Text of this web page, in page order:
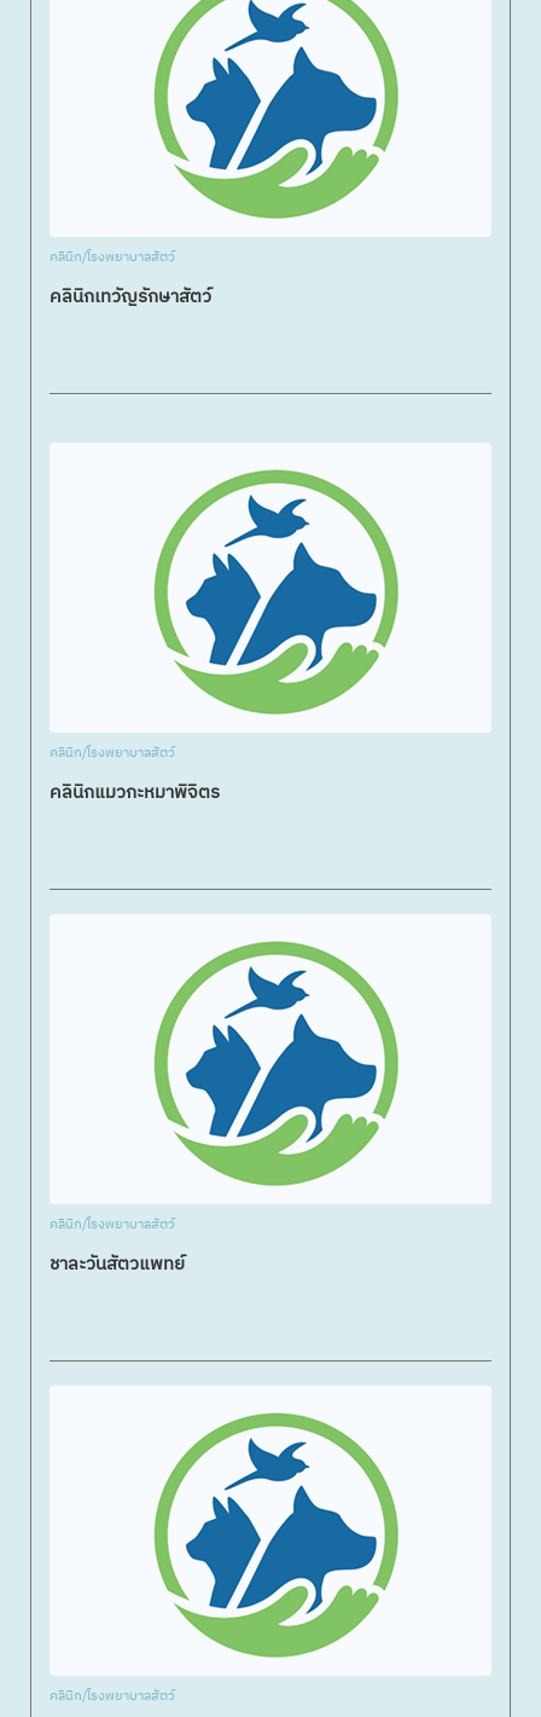
คลินิก/โรงพยาบาลสัตว์
คลินิกเทวัญรักษาสัตว์
คลินิก/โรงพยาบาลสัตว์
คลินิกแมวกะหมาพิจิตร
คลินิก/โรงพยาบาลสัตว์
ชาละวันสัตวแพทย์
คลินิก/โรงพยาบาลสัตว์